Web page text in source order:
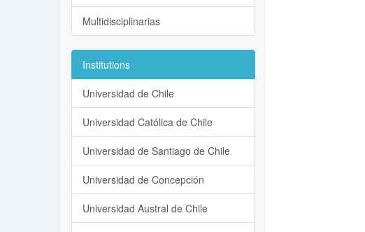
Multidisciplinarias
Institutions
Universidad de Chile
Universidad Católica de Chile
Universidad de Santiago de Chile
Universidad de Concepción
Universidad Austral de Chile